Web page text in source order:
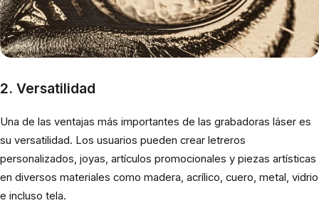
2. Versatilidad
Una de las ventajas más importantes de las grabadoras láser es
su versatilidad. Los usuarios pueden crear letreros
personalizados, joyas, artículos promocionales y piezas artísticas
en diversos materiales como madera, acrílico, cuero, metal, vidrio
e incluso tela.